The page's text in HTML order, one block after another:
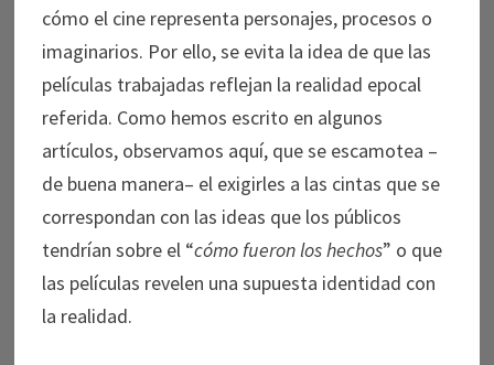
cómo el cine representa personajes, procesos o
imaginarios. Por ello, se evita la idea de que las
películas trabajadas reflejan la realidad epocal
referida. Como hemos escrito en algunos
artículos, observamos aquí, que se escamotea –
de buena manera– el exigirles a las cintas que se
correspondan con las ideas que los públicos
tendrían sobre el “cómo fueron los hechos” o que
las películas revelen una supuesta identidad con
la realidad.